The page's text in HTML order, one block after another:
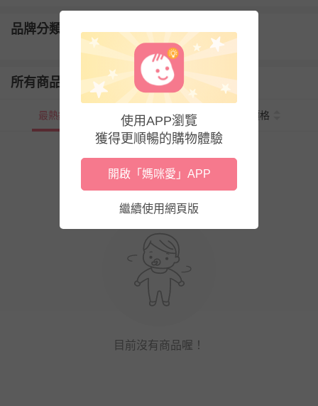
品牌分類
所有商品
最熱銷 新上市 價格
目前沒有商品喔！
使用APP瀏覽
獲得更順暢的購物體驗
開啟「媽咪愛」APP
繼續使用網頁版